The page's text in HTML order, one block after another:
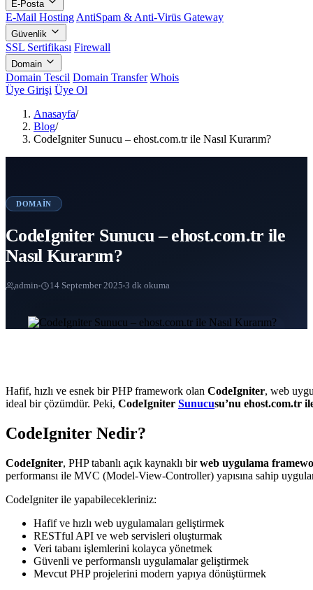
E-Posta
E-Mail Hosting AntiSpam & Anti-Virüs Gateway
Güvenlik
SSL Sertifikası Firewall
Domain
Domain Tescil Domain Transfer Whois
Üye Girişi Üye Ol
Anasayfa/
Blog/
CodeIgniter Sunucu – ehost.com.tr ile Nasıl Kurarım?
DOMAIN
CodeIgniter Sunucu – ehost.com.tr ile
Nasıl Kurarım?
admin 14 September 2025 3 dk okuma
Hafif, hızlı ve esnek bir PHP framework olan CodeIgniter, web
ideal bir çözümdür. Peki, CodeIgniter Sunucusu’nu ehost.com.tr
CodeIgniter Nedir?
CodeIgniter, PHP tabanlı açık kaynaklı birweb uygulama
performansı ile MVC (Model-View-Controller) yapısına sahip
CodeIgniter ile yapabilecekleriniz:
Hafif ve hızlı web uygulamaları geliştirmek
RESTful API ve web servisleri oluşturmak
Veri tabanı işlemlerini kolayca yönetmek
Güvenli ve performanslı uygulamalar geliştirmek
Mevcut PHP projelerini modern yapıya dönüştürmek